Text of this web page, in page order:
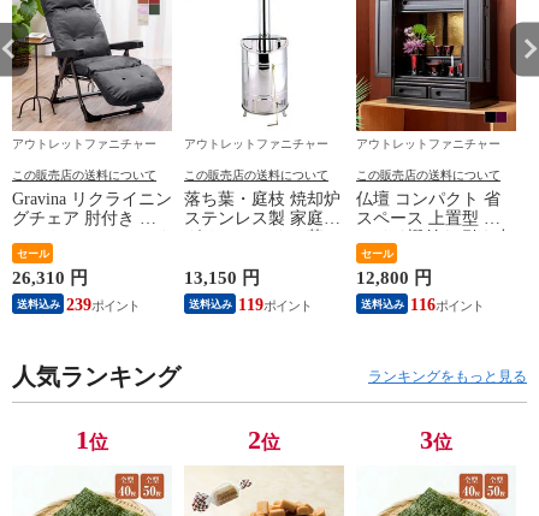
アウトレットファニチャー
この販売店の送料について
Gravina リクライニン
グチェア 肘付き リ
バック フットレスト
付き くつろぎのリク
ライニングアームチ
ェアEX ラウンジチ
放送商品 dショッピ
ング 出品協賛価格
セール
26,310 円
送料込み 239
アウトレットファニチャー
この販売店の送料について
落ち葉・庭枝 焼却炉
ステンレス製 家庭用
13,150 円
送料込み 119
アウトレットファニチャー
この販売店の送料について
仏壇 コンパクト 省
スペース 上置型 ス
し付き 木製上置仏壇
黒檀調 紫檀調 完成
品
セール
12,800 円
送料込み 116
人気ランキング ランキングをもっと見る
1位 2位 3位